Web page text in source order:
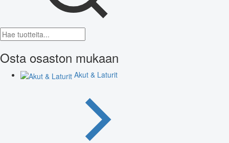
Osta osaston mukaan
Akut & Laturit